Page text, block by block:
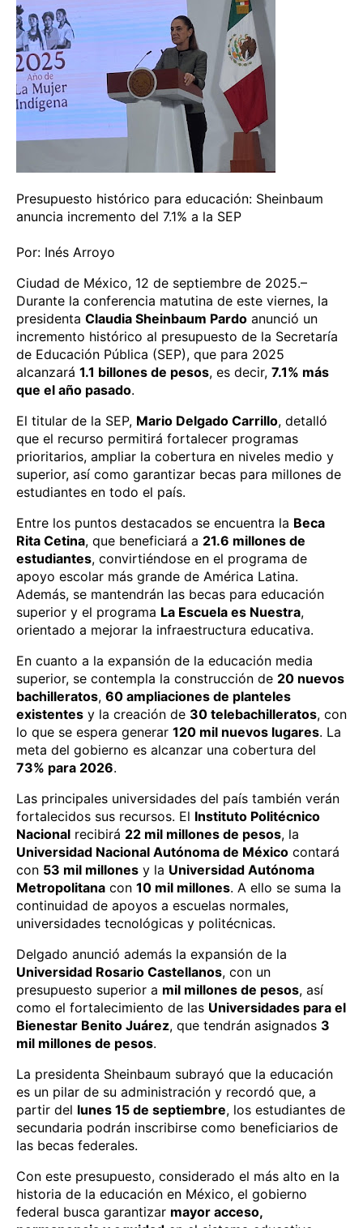
Presupuesto histórico para educación: Sheinbaum
anuncia incremento del 7.1% a la SEP
Por: Inés Arroyo
Ciudad de México, 12 de septiembre de 2025.–
Durante la conferencia matutina de este viernes, la
presidenta Claudia Sheinbaum Pardo anunció un
incremento histórico al presupuesto de la Secretaría
de Educación Pública (SEP), que para 2025
alcanzará 1.1 billones de pesos, es decir, 7.1% más
que el año pasado.
El titular de la SEP, Mario Delgado Carrillo, detalló
que el recurso permitirá fortalecer programas
prioritarios, ampliar la cobertura en niveles medio y
superior, así como garantizar becas para millones de
estudiantes en todo el país.
Entre los puntos destacados se encuentra la Beca
Rita Cetina, que beneficiará a 21.6 millones de
estudiantes, convirtiéndose en el programa de
apoyo escolar más grande de América Latina.
Además, se mantendrán las becas para educación
superior y el programa La Escuela es Nuestra,
orientado a mejorar la infraestructura educativa.
En cuanto a la expansión de la educación media
superior, se contempla la construcción de 20 nuevos
bachilleratos, 60 ampliaciones de planteles
existentes y la creación de 30 telebachilleratos, con
lo que se espera generar 120 mil nuevos lugares. La
meta del gobierno es alcanzar una cobertura del
73% para 2026.
Las principales universidades del país también verán
fortalecidos sus recursos. El Instituto Politécnico
Nacional recibirá 22 mil millones de pesos, la
Universidad Nacional Autónoma de México contará
con 53 mil millones y la Universidad Autónoma
Metropolitana con 10 mil millones. A ello se suma la
continuidad de apoyos a escuelas normales,
universidades tecnológicas y politécnicas.
Delgado anunció además la expansión de la
Universidad Rosario Castellanos, con un
presupuesto superior a mil millones de pesos, así
como el fortalecimiento de las Universidades para el
Bienestar Benito Juárez, que tendrán asignados 3
mil millones de pesos.
La presidenta Sheinbaum subrayó que la educación
es un pilar de su administración y recordó que, a
partir del lunes 15 de septiembre, los estudiantes de
secundaria podrán inscribirse como beneficiarios de
las becas federales.
Con este presupuesto, considerado el más alto en la
historia de la educación en México, el gobierno
federal busca garantizar mayor acceso,